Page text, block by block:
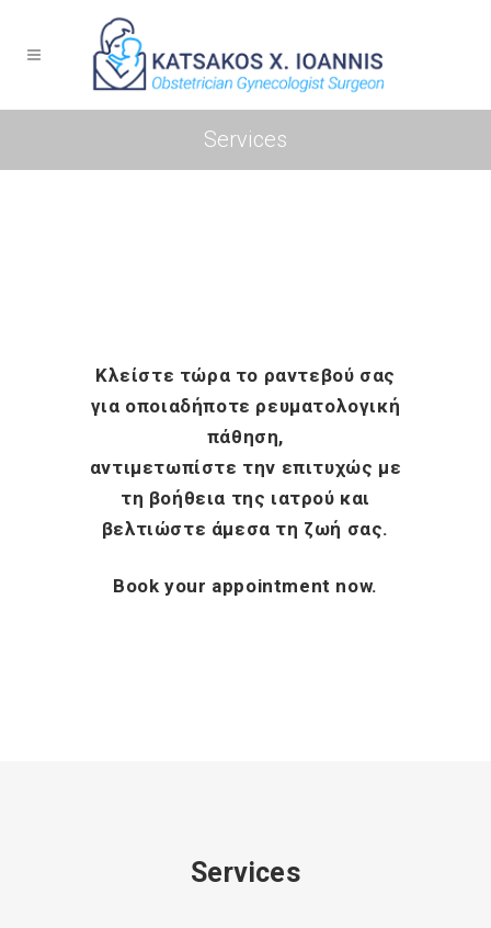
Services
Κλείστε τώρα το ραντεβού σας
για οποιαδήποτε ρευματολογική
πάθηση,
αντιμετωπίστε την επιτυχώς με
τη βοήθεια της ιατρού και
βελτιώστε άμεσα τη ζωή σας.
Book your appointment now.
Services